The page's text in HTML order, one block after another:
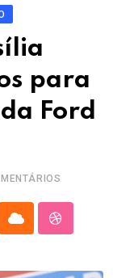
para
Ford
Cloud